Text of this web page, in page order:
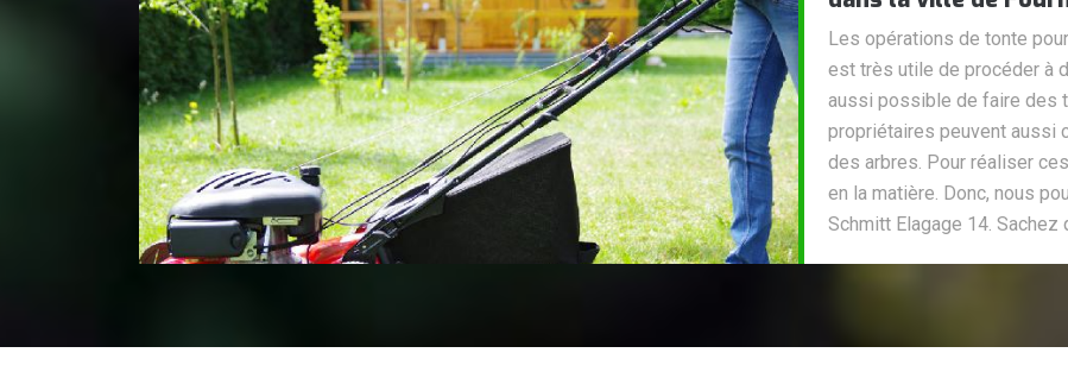
Les opérations de tonte
est très utile de procéder à
aussi possible de faire des
propriétaires peuvent aussi
des arbres. Pour réaliser
en la matière. Donc, nous
Schmitt Elagage 14.